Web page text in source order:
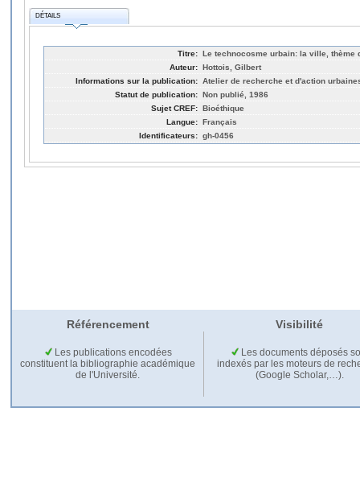
DÉTAILS
Titre: Le technocosme urbain: la ville, thème
Auteur: Hottois, Gilbert
Informations sur la publication: Atelier de recherche et d'action
Statut de publication: Non publié, 1986
Sujet CREF: Bioéthique
Langue: Français
Identificateurs: gh-0456
Référencement Visibilité
Les publications encodées
constituent la bibliographie académique
de l'Université.
Les documents déposés
indexés par les moteurs de
(Google Scholar,…).